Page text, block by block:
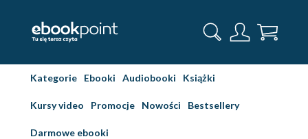
Kategorie Ebooki Audiobooki Książki
Kursy video Promocje Nowości Bestsellery
Darmowe ebooki